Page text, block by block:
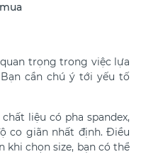
mua
trọng trong việc lựa
cần chú ý tới yếu tố
liệu có pha spandex,
co giãn nhất định. Điều
khi chọn size, bạn có thể